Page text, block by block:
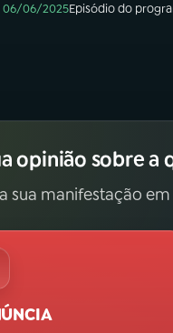
06/06/2025Episódiodo
opinião sobre
sua manifestação